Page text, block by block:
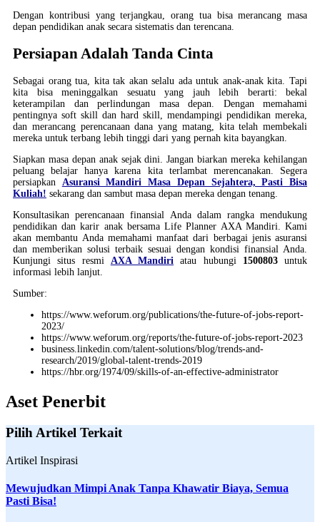
Dengan kontribusi yang terjangkau, orang tua bisa merancang masa
depan pendidikan anak secara sistematis dan terencana.
Persiapan Adalah Tanda Cinta
Sebagai orang tua, kita tak akan selalu ada untuk anak-anak kita. Tapi
kita bisa meninggalkan sesuatu yang jauh lebih berarti: bekal
keterampilan dan perlindungan masa depan. Dengan memahami
pentingnya soft skill dan hard skill, mendampingi pendidikan mereka,
dan merancang perencanaan dana yang matang, kita telah membekali
mereka untuk terbang lebih tinggi dari yang pernah kita bayangkan.
Siapkan masa depan anak sejak dini. Jangan biarkan mereka kehilangan
peluang belajar hanya karena kita terlambat merencanakan. Segera
persiapkan Asuransi Mandiri Masa Depan Sejahtera, Pasti Bisa
Kuliah! sekarang dan sambut masa depan mereka dengan tenang.
Konsultasikan perencanaan finansial Anda dalam rangka mendukung
pendidikan dan karir anak bersama Life Planner AXA Mandiri. Kami
akan membantu Anda memahami manfaat dari berbagai jenis asuransi
dan memberikan solusi terbaik sesuai dengan kondisi finansial Anda.
Kunjungi situs resmi AXA Mandiri atau hubungi 1500803untuk
informasi lebih lanjut.
Sumber:
https://www.weforum.org/publications/the-future-of-jobs-report-
2023/
https://www.weforum.org/reports/the-future-of-jobs-report-2023
business.linkedin.com/talent-solutions/blog/trends-and-
research/2019/global-talent-trends-2019
https://hbr.org/1974/09/skills-of-an-effective-administrator
Aset Penerbit
Pilih Artikel Terkait
Artikel Inspirasi
Mewujudkan Mimpi Anak Tanpa Khawatir Biaya, Semua
Pasti Bisa!